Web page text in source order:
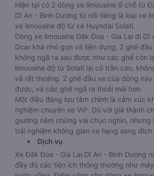
Hiện tại có 2 dòng xe limousine 9 chỗ từ
Dĩ An - Bình Dương từ nổi tiếng là loại xe
xe limousine độ từ xe Huyndai Solati.
Dòng xe limousine Đăk Đoa - Gia Lai đi Dĩ
Dcar khá nhỏ gọn và tiện dụng, 2 ghế đầu
không ngã ra sau được như các ghế còn
limousine độ từ Solati lại có trần cao,
và rất thoáng. 2 ghế đầu xe của dòng này
được, và các ghế ngã ra thoải mái hơn.
Một điều đáng lưu tâm chính là cảm xúc
nghiệm chuyến xe VIP. Dù với giá thành
giường nằm chừng vài chục nghìn, nhưng
trải nghiệm không gian xe hạng sang đích
Dịch vụ
Xe Đăk Đoa - Gia Lai Dĩ An - Bình Dương
đầy đủ các tiện ích thông thường như